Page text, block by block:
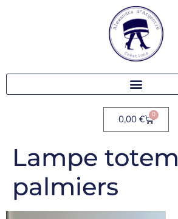
0,00 € 0
Lampe totem
palmiers